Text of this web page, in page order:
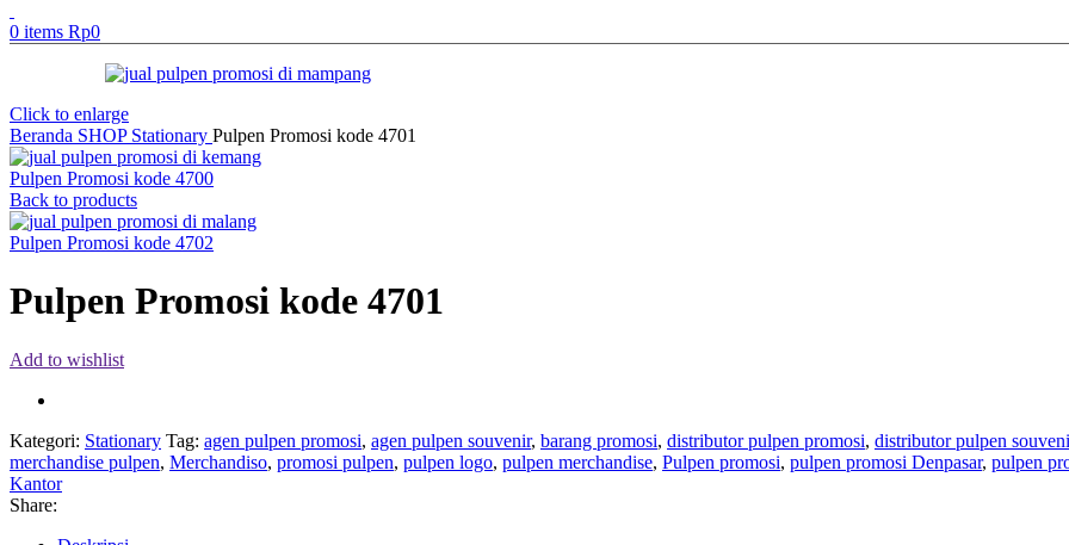
0 items Rp0
Click to enlarge
Beranda SHOP Stationary Pulpen Promosi kode 4701
Pulpen Promosi kode 4700
Back to products
Pulpen Promosi kode 4702
Pulpen Promosi kode 4701
Add to wishlist
Kategori: Stationary Tag: agen pulpen promosi, agen pulpen souvenir, barang promosi, distributor pulpen promosi, distributor pulpen
merchandise pulpen, Merchandiso, promosi pulpen, pulpen logo, pulpen merchandise, Pulpen promosi, pulpen promosi Denpasar, pulpen
Kantor
Share: